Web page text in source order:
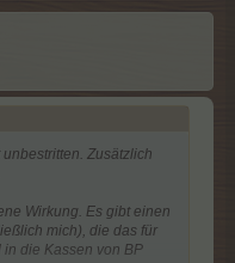
Zusätzlich
Wirkung. Es gibt einen
mich), die das für
die Kassen von BP